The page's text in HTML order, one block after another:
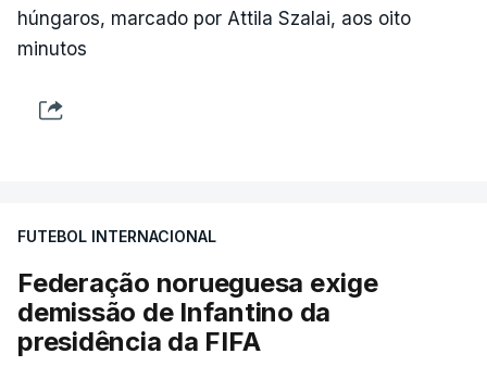
húngaros, marcado por Attila Szalai, aos oito
minutos
FUTEBOL INTERNACIONAL
Federação norueguesa exige
demissão de Infantino da
presidência da FIFA